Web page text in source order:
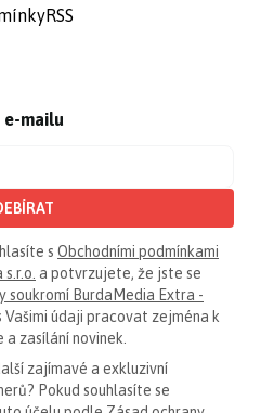
RSS
mailu
s Obchodními podmínkami
a potvrzujete, že jste se
soukromí BurdaMedia Extra -
Vašimi údaji pracovat zejména k
zasílání novinek.
zajímavé a exkluzivní
Pokud souhlasíte se